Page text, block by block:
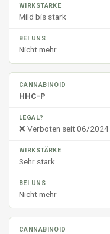
Mild bis stark
Nicht mehr
HHC-P
❌ Verboten seit 06/2024
Sehr stark
Nicht mehr